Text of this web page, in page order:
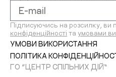
Підписуючись на розсилку, ви
конфіденційності та умовами
ГО “ЦЕНТР СПІЛЬНИХ ДІЙ”
УМОВИ ВИКОРИСТАННЯ
ПОЛІТИКА